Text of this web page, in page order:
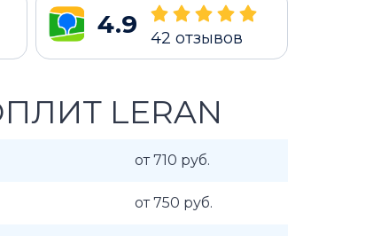
4.9 42 отзывов
LERAN
от 710 руб.
от 750 руб.